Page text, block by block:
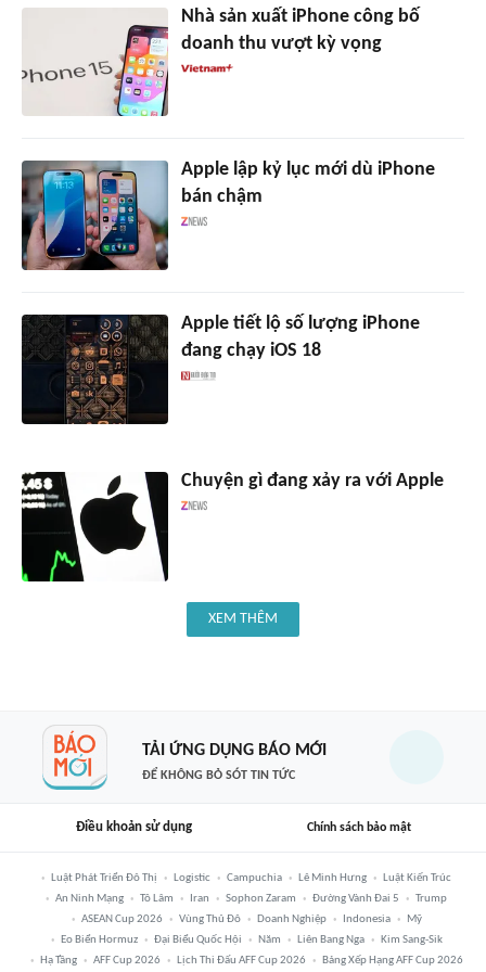
Nhà sản xuất iPhone công bố
doanh thu vượt kỳ vọng
Apple lập kỷ lục mới dù iPhone
bán chậm
Apple tiết lộ số lượng iPhone
đang chạy iOS 18
Chuyện gì đang xảy ra với Apple
XEM THÊM
TẢI ỨNG DỤNG BÁO MỚI
ĐỂ KHÔNG BỎ SÓT TIN TỨC
Điều khoản sử dụng Chính sách bảo mật
Luật Phát Triển Đô Thị Logistic Campuchia Lê Minh Hưng
Luật Kiến Trúc
An Ninh Mạng
Tô Lâm Iran Sophon Zaram Đường Vành Đai 5
Trump
ASEAN Cup 2026
Vùng Thủ Đô Doanh Nghiệp Indonesia
Mỹ
Eo Biển Hormuz
Đại Biểu Quốc Hội Năm Liên Bang Nga
Kim Sang-Sik
Hạ Tầng
AFF Cup 2026 Lịch Thi Đấu AFF Cup 2026 Bảng Xếp Hạng AFF Cup 2026